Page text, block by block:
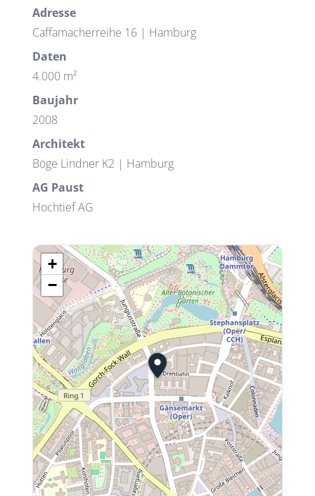
Adresse
Caffamacherreihe 16 | Hamburg
Daten
4.000 m²
Baujahr
2008
Architekt
Böge Lindner K2 | Hamburg
AG Paust
Hochtief AG
+
−